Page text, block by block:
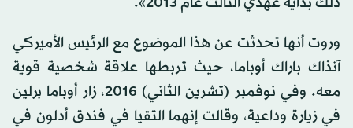
وروت أنها تحدثت عن هذا الموضوع مع الرئيس الأميركي
آنذاك باراك أوباما، حيث تربطها علاقة شخصية قوية
معه. وفي نوفمبر (تشرين الثاني) 2016، زار أوباما برلين
في زيارة وداعية، وقالت إنهما التقيا في فندق أدلون في